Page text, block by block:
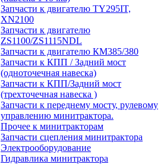
Запчасти к двигателю TY295IT,
XN2100
Запчасти к двигателю
ZS1100/ZS1115NDL
Запчасти к двигателю КМ385/380
Запчасти к КПП / Задний мост
(одноточечная навеска)
Запчасти к КПП/Задний мост
(трехточечная навеска )
Запчасти к переднему мосту, рулевому
управлению минитрактора.
Прочее к минитракторам
Запчасти сцепления минитрактора
Электрооборудование
Гидравлика минитрактора